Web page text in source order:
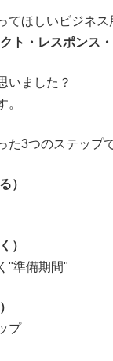
てほしいビジネス
ト・レスポンス
いました？
。
た3つのステップ
）
）
"準備期間"
プ